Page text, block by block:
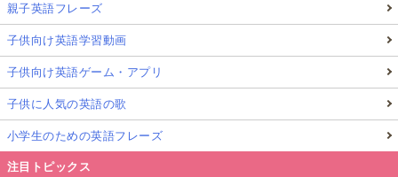
親子英語フレーズ
子供向け英語学習動画
子供向け英語ゲーム・アプリ
子供に人気の英語の歌
小学生のための英語フレーズ
注目トピックス